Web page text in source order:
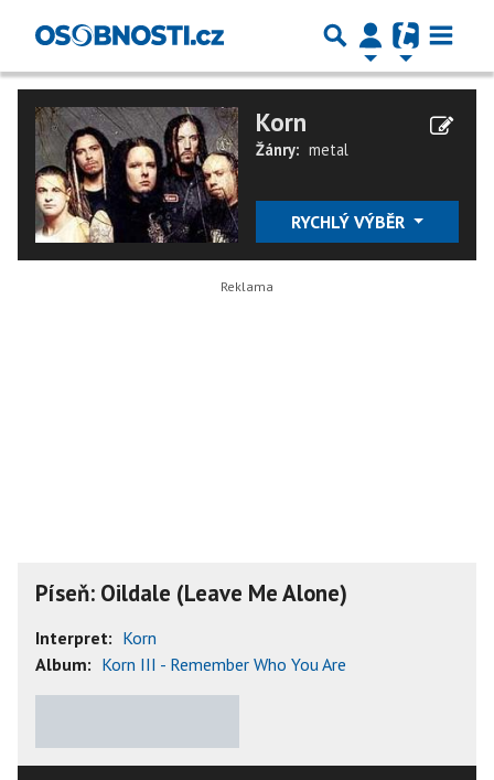
Korn
Žánry: metal
RYCHLÝ VÝBĚR
Píseň: Oildale (Leave Me Alone)
Interpret: Korn
Album: Korn III - Remember Who You Are